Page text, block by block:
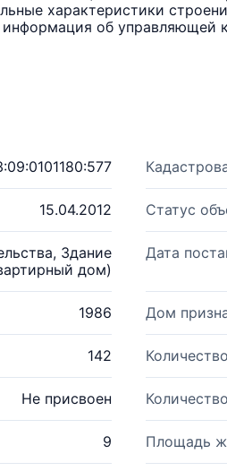
характеристики
об управляющей
15.04.2012 Статус
Здание
дом)
Дата
1986 Дом
142
Не присвоен
9 Площадь